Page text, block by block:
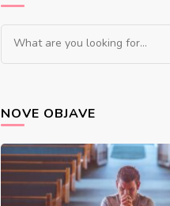
Looking
for
NOVE OBJAVE